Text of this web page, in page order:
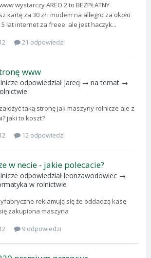
wystarczy AREO 2 to BEZPŁATNY
kartę za 30 zł i modem na allegro za około
5 lat internet za freee. ale jest haczyk...
21 odpowiedzi
www
odpowiedział jareq → na temat →
taką stronę jak maszyny rolnicze ale z
jaki to koszt?
12 odpowiedzi
w necie - jakie polecacie?
odpowiedział leonzawodowiec →
w rolnictwie
reklamują się że oddadzą kasę
zakupiona maszyna
9 odpowiedzi